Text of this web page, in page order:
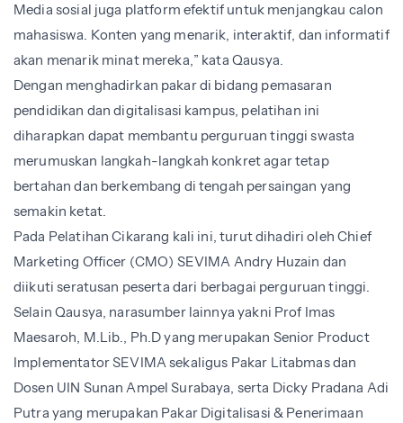
Media sosial juga platform efektif untuk menjangkau calon
mahasiswa. Konten yang menarik, interaktif, dan informatif
akan menarik minat mereka,” kata Qausya.
Dengan menghadirkan pakar di bidang pemasaran
pendidikan dan digitalisasi kampus, pelatihan ini
diharapkan dapat membantu perguruan tinggi swasta
merumuskan langkah-langkah konkret agar tetap
bertahan dan berkembang di tengah persaingan yang
semakin ketat.
Pada Pelatihan Cikarang kali ini, turut dihadiri oleh Chief
Marketing Officer (CMO) SEVIMA Andry Huzain dan
diikuti seratusan peserta dari berbagai perguruan tinggi.
Selain Qausya, narasumber lainnya yakni Prof Imas
Maesaroh, M.Lib., Ph.D yang merupakan Senior Product
Implementator SEVIMA sekaligus Pakar Litabmas dan
Dosen UIN Sunan Ampel Surabaya, serta Dicky Pradana Adi
Putra yang merupakan Pakar Digitalisasi & Penerimaan